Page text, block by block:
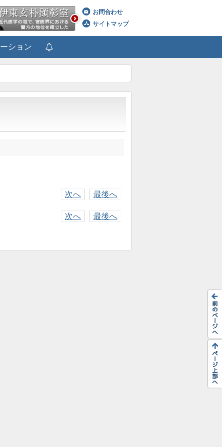
お問合わせ
サイトマップ
ション
次へ
最後へ
次へ 最後へ